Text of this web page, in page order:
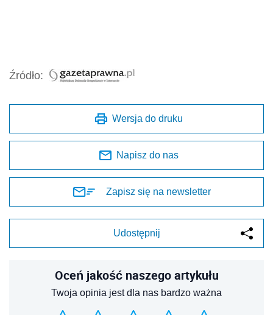
Źródło:
Wersja do druku
Napisz do nas
Zapisz się na newsletter
Udostępnij
Oceń jakość naszego artykułu
Twoja opinia jest dla nas bardzo ważna